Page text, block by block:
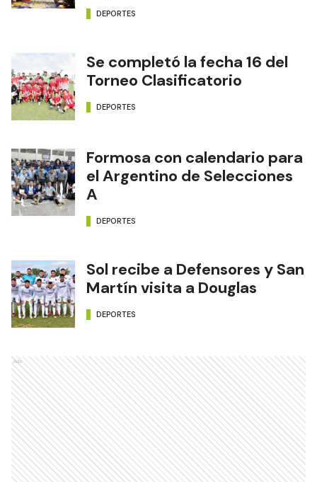
DEPORTES
Se completó la fecha 16 del
Torneo Clasificatorio
DEPORTES
Formosa con calendario para
el Argentino de Selecciones
A
DEPORTES
Sol recibe a Defensores y San
Martín visita a Douglas
DEPORTES
Ads